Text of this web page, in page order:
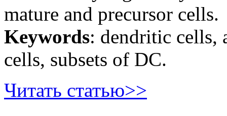
mature and precursor cells.
Keywords: dendritic cells,
cells, subsets of DC.
Читать статью>>